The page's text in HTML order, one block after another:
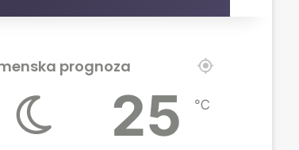
prognoza
25 ℃